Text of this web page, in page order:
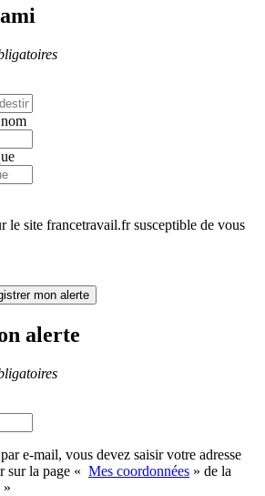
le site francetravail.fr susceptible de vous
mon alerte
alerte
e-mail, vous devez saisir votre adresse
sur la page « Mes coordonnées » de la
»